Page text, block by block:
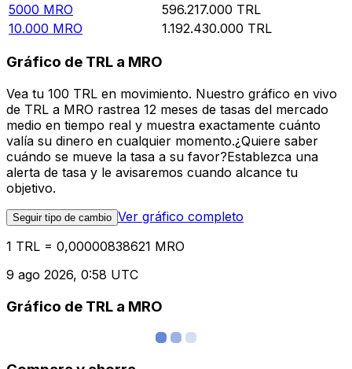
5000 MRO 596.217.000 TRL
10.000 MRO 1.192.430.000 TRL
Gráfico de TRL a MRO
Vea tu 100 TRL en movimiento. Nuestro gráfico en vivo
de TRL a MRO rastrea 12 meses de tasas del mercado
medio en tiempo real y muestra exactamente cuánto
valía su dinero en cualquier momento.¿Quiere saber
cuándo se mueve la tasa a su favor?Establezca una
alerta de tasa y le avisaremos cuando alcance tu
objetivo.
Seguir tipo de cambio Ver gráfico completo
1 TRL = 0,00000838621 MRO
9 ago 2026, 0:58 UTC
Gráfico de TRL a MRO